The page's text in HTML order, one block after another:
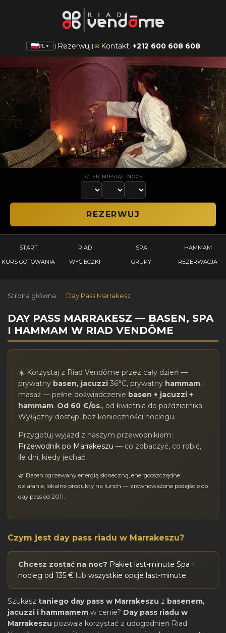
PL ▼ | Rezerwuj | ✉ Kontakt | +212 600 608 608
DZIEŃ MIESIĄC NOCE
START RIAD SPA
HAMMAM
KURS GOTOWANIA
WYCIECZKI GRUPY REZERWACJA
Strona główna › Day Pass Marrakesz
DAY PASS MARRAKESZ — BASEN, SPA
I HAMMAM W RIAD VENDÔME
☀️ Korzystaj z Riad Vendôme przez cały dzień —
prywatny basen, jacuzzi 36°C, prywatny hammam i
masaż — pełne doświadczenie basen + jacuzzi +
hammam. Od 60 €/os., od kwietnia do października.
Wyłączny dostęp, bez konieczności noclegu.
Przygotuj wyjazd z naszym przewodnikiem:
Przewodnik po Marrakeszu — co zobaczyć, co robić,
ile dni, kiedy jechać.
🌿 Basen ogrzewany energią słoneczną, energooszczędne
działanie, lokalne produkty na lunch — zrównoważone podejście do
day pass od 2011.
Czym jest day pass riadu w Marrakeszu?
Chcesz zostać na noc? Pakiet last-minute Spa +
nocleg od 135 € lub wszystkie opcje last-minute.
Szukasz taniego day pass w Marrakeszu z basenem,
jacuzzi i hammamem w cenie? Day pass riadu w
Marrakeszu pozwala korzystać z udogodnień Riad